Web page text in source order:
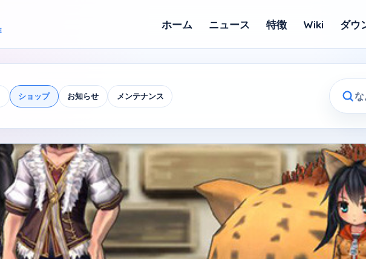
ホーム ニュース 特徴 Wiki ダウ
ショップ お知らせ メンテナンス